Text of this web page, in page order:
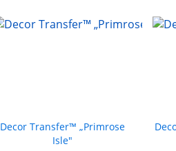
Decor Transfer™ „Primrose
Isle"